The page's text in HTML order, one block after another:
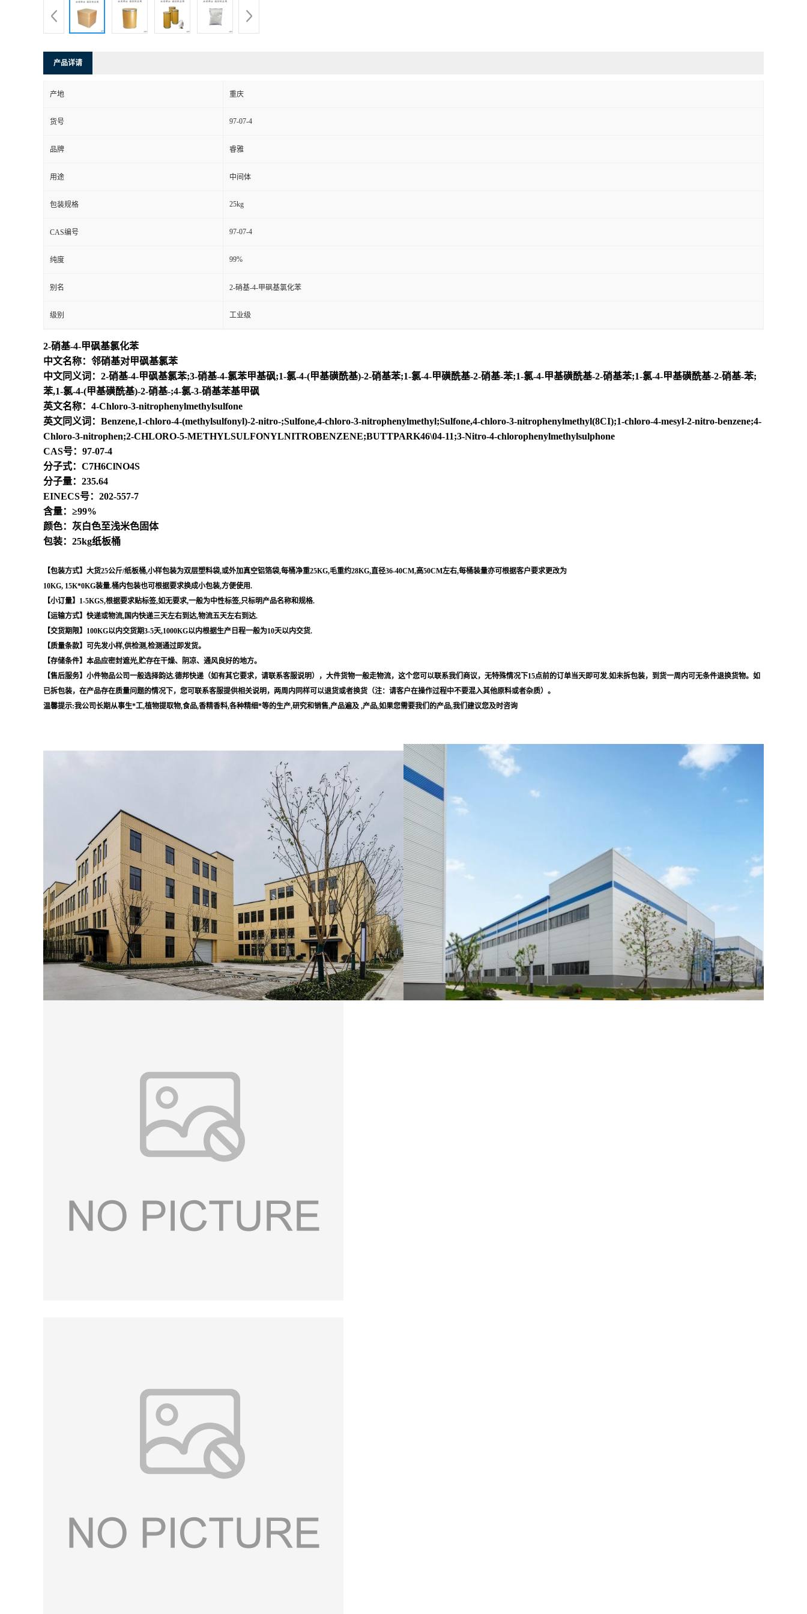
产品详请
产地 重庆
货号 97-07-4
品牌 睿雅
用途 中间体
包装规格 25kg
CAS编号 97-07-4
纯度 99%
别名 2-硝基-4-甲砜基氯化苯
级别 工业级
2-硝基-4-甲砜基氯化苯
中文名称：邻硝基对甲砜基氯苯
中文同义词：2-硝基-4-甲砜基氯苯;3-硝基-4-氯苯甲基砜;1-氯-4-(甲基磺酰基)-2-硝基苯;1-氯-4-甲磺酰基-2-硝基-苯;1-氯-4-甲基磺酰基-2-硝基苯;1-氯-4-甲基磺酰基-2-硝基-苯;
苯,1-氯-4-(甲基磺酰基)-2-硝基-;4-氯-3-硝基苯基甲砜
英文名称：4-Chloro-3-nitrophenylmethylsulfone
英文同义词：Benzene,1-chloro-4-(methylsulfonyl)-2-nitro-;Sulfone,4-chloro-3-nitrophenylmethyl;Sulfone,4-chloro-3-nitrophenylmethyl(8CI);1-chloro-4-mesyl-2-nitro-benzene;4-
Chloro-3-nitrophen;2-CHLORO-5-METHYLSULFONYLNITROBENZENE;BUTTPARK46\04-11;3-Nitro-4-chlorophenylmethylsulphone
CAS号：97-07-4
分子式：C7H6ClNO4S
分子量：235.64
EINECS号：202-557-7
含量：≥99%
颜色：灰白色至浅米色固体
包装：25kg纸板桶
【包装方式】大货25公斤/纸板桶,小样包装为双层塑料袋,或外加真空铝箔袋,每桶净重25KG,毛重约28KG,直径36-40CM,高50CM左右,每桶装量亦可根据客户要求更改为
10KG, 15K*0KG装量.桶内包装也可根据要求换成小包装,方便使用.
【小订量】1-5KGS,根据要求贴标签,如无要求,一般为中性标签,只标明产品名称和规格.
【运输方式】快递或物流,国内快递三天左右到达,物流五天左右到达.
【交货期限】100KG以内交货期3-5天,1000KG以内根据生产日程一般为10天以内交货.
【质量条款】可先发小样,供检测,检测通过即发货。
【存储条件】本品应密封遮光,贮存在干燥、阴凉、通风良好的地方。
【售后服务】小件物品公司一般选择韵达.德邦快递（如有其它要求，请联系客服说明），大件货物一般走物流，这个您可以联系我们商议，无特殊情况下15点前的订单当天即可发.如未拆包装，到货一周内可无条件退换货物。如
已拆包装，在产品存在质量问题的情况下，您可联系客服提供相关说明，两周内同样可以退货或者换货（注：请客户在操作过程中不要混入其他原料或者杂质）。
温馨提示:我公司长期从事生*工,植物提取物,食品,香精香料,各种精细*等的生产,研究和销售,产品遍及 ,产品,如果您需要我们的产品,我们建议您及时咨询